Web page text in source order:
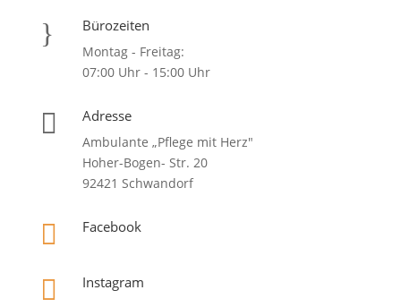
} Bürozeiten
Montag - Freitag:
07:00 Uhr - 15:00 Uhr
 Adresse
Ambulante „Pflege mit Herz"
Hoher-Bogen- Str. 20
92421 Schwandorf
 Facebook
 Instagram